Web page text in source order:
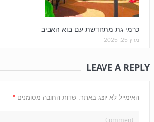
כרמי גת מתחדשת עם בוא האביב
מרץ 25, 2025
LEAVE A REPLY
האימייל לא יוצג באתר. שדות החובה מסומנים *